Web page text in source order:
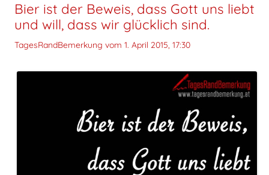
Bier ist der Beweis, dass Gott uns liebt
und will, dass wir glücklich sind.
TagesRandBemerkung vom 1. April 2015, 17:30